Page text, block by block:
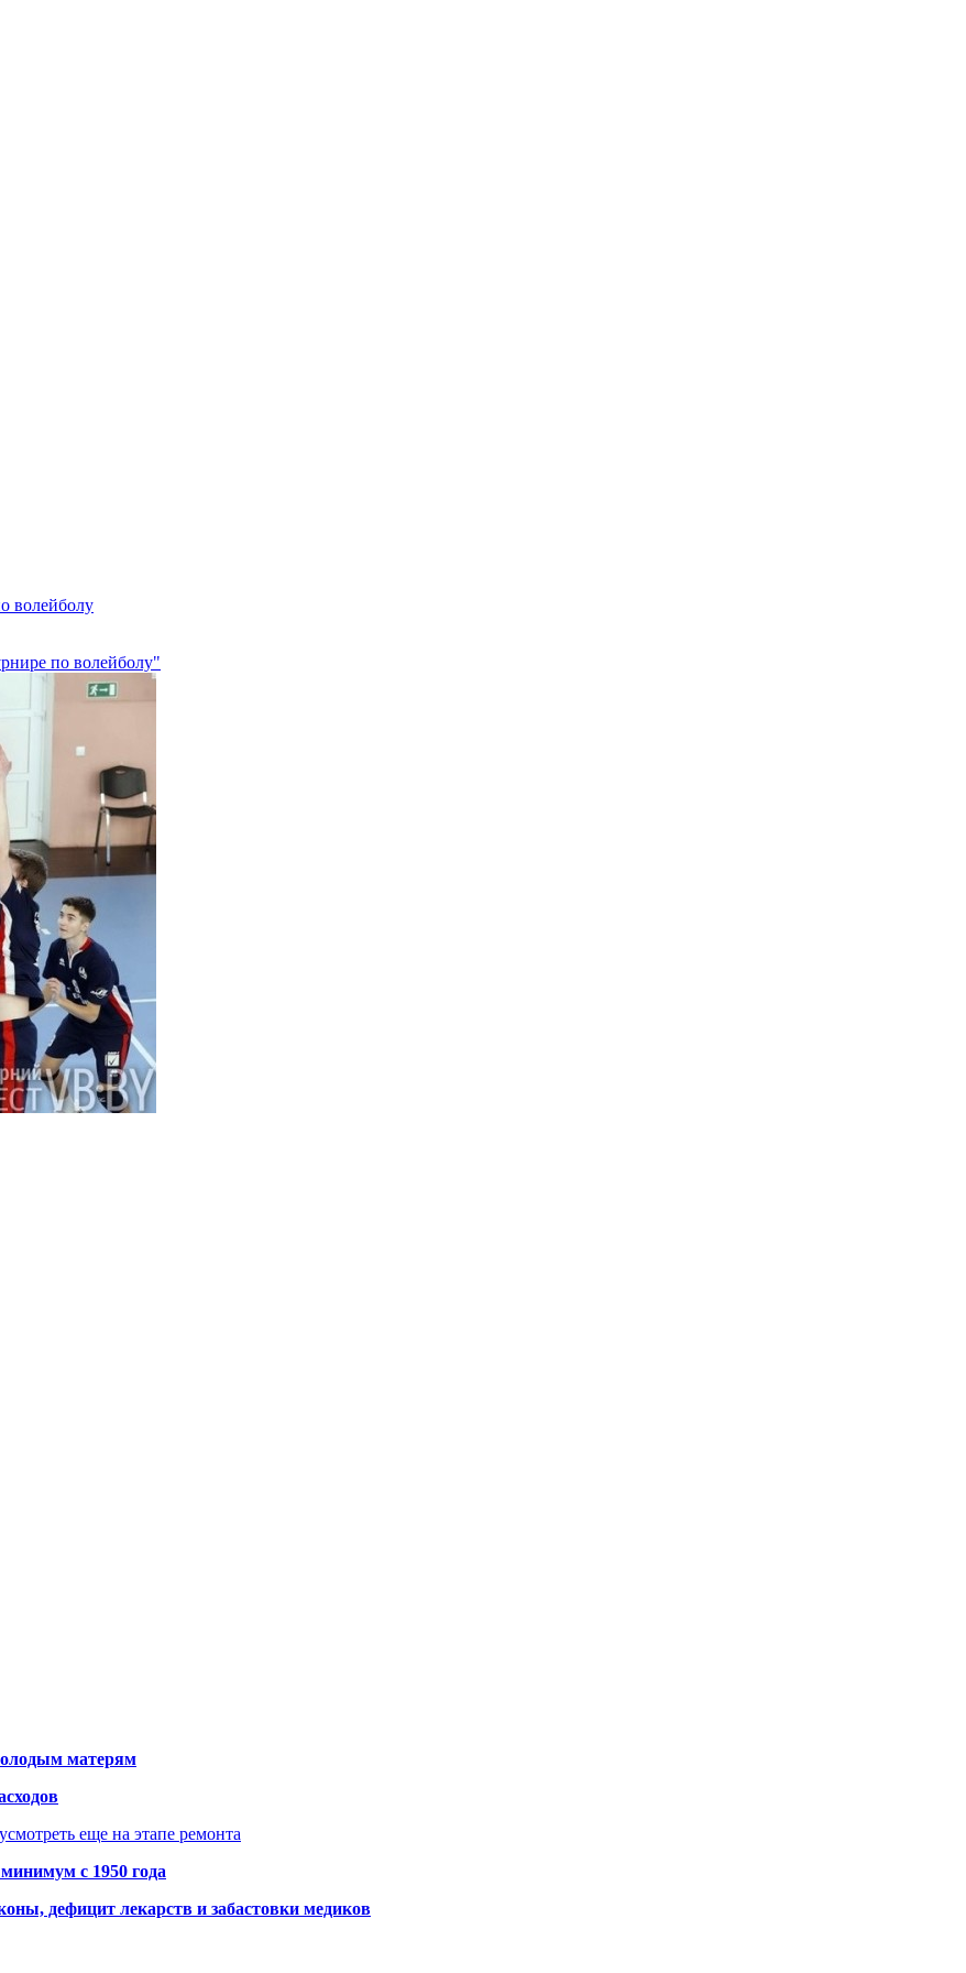
волейболу
по волейболу"
матерям
еще на этапе ремонта
с 1950 года
дефицит лекарств и забастовки медиков